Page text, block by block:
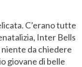
C’erano tutte
Inter Bells
niente da chiedere
giovane di belle